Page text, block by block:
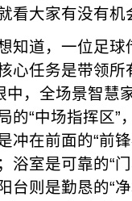
看大家有没有机
知道，一位足
心任务是带领
中，全场景智慧
的“中场指挥区”
冲在前面的“前
浴室是可靠的“
台则是勤恳的“